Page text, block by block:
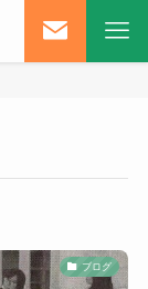
ブログ